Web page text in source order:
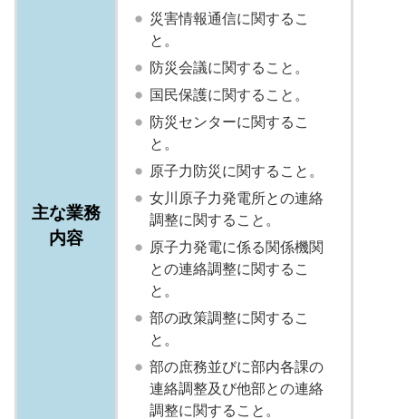
主な業務
内容
災害情報通信に関するこ
と。
防災会議に関すること。
国民保護に関すること。
防災センターに関するこ
と。
原子力防災に関すること。
女川原子力発電所との連絡
調整に関すること。
原子力発電に係る関係機関
との連絡調整に関するこ
と。
部の政策調整に関するこ
と。
部の庶務並びに部内各課の
連絡調整及び他部との連絡
調整に関すること。